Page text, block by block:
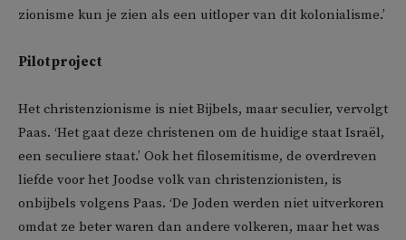
zionisme kun je zien als een uitloper van dit kolonialisme.’
Pilotproject
Het christenzionisme is niet Bijbels, maar seculier, vervolgt
Paas. ‘Het gaat deze christenen om de huidige staat Israël,
een seculiere staat.’ Ook het filosemitisme, de overdreven
liefde voor het Joodse volk van christenzionisten, is
onbijbels volgens Paas. ‘De Joden werden niet uitverkoren
omdat ze beter waren dan andere volkeren, maar het was